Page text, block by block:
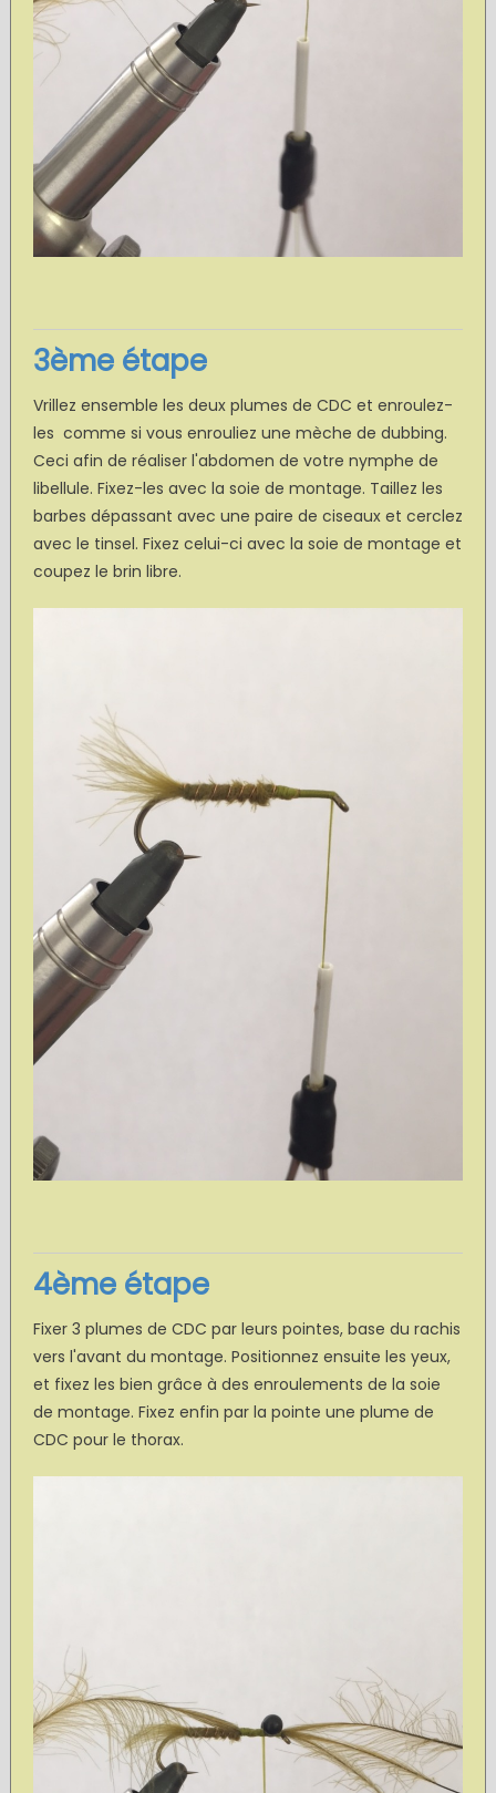
3ème étape
Vrillez ensemble les deux plumes de CDC et enroulez-
les comme si vous enrouliez une mèche de dubbing.
Ceci afin de réaliser l'abdomen de votre nymphe de
libellule. Fixez-les avec la soie de montage. Taillez les
barbes dépassant avec une paire de ciseaux et cerclez
avec le tinsel. Fixez celui-ci avec la soie de montage et
coupez le brin libre.
4ème étape
Fixer 3 plumes de CDC par leurs pointes, base du rachis
vers l'avant du montage. Positionnez ensuite les yeux,
et fixez les bien grâce à des enroulements de la soie
de montage. Fixez enfin par la pointe une plume de
CDC pour le thorax.